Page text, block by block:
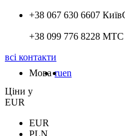
+38 067 630 6607
+38 099 776 8228 МТС
всі контакти
Мова ruen
Цiни у
EUR
EUR
PLN